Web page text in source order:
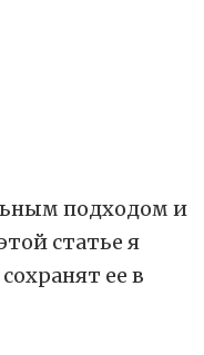
подходом и
статье я
ее в